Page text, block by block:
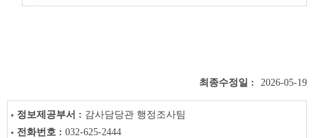
최종수정일 : 2026-05-19
정보제공부서 : 감사담당관 행정조사팀
전화번호 : 032-625-2444